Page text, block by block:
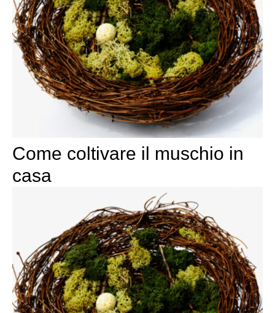
Come coltivare il muschio in
casa